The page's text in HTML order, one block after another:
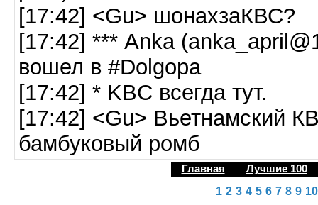
[17:42] <Gu> шонахзаКВС?
[17:42] *** Anka
вошел в #Dolgopa
[17:42] * KBC всегда тут.
[17:42] <Gu> Вьетнамский
бамбуковый ромб
Главная Лучшие 100
1 2 3 4 5 6 7 8 9 10